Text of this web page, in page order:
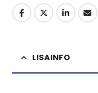
LISAINFO